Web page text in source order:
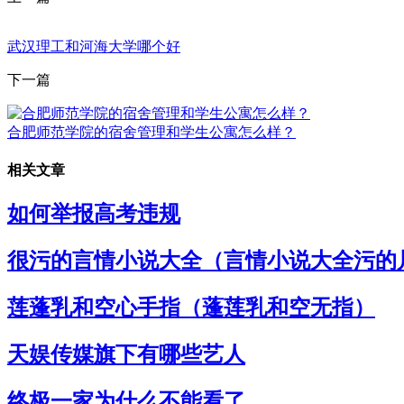
武汉理工和河海大学哪个好
下一篇
合肥师范学院的宿舍管理和学生公寓怎么样？
相关文章
如何举报高考违规
很污的言情小说大全（言情小说大全污的
莲蓬乳和空心手指（蓬莲乳和空无指）
天娱传媒旗下有哪些艺人